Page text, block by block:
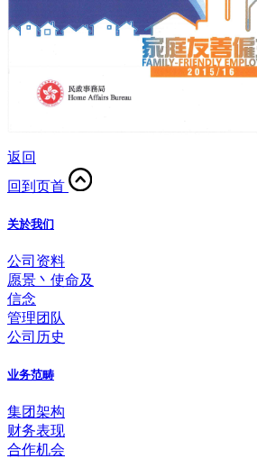
返回
回到页首
关於我们
公司资料
愿景丶使命及
信念
管理团队
公司历史
业务范畴
集团架构
财务表现
合作机会